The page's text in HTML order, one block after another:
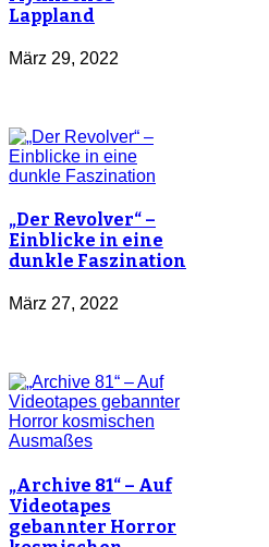
Lappland
März 29, 2022
„Der Revolver“ –
Einblicke in eine
dunkle Faszination
März 27, 2022
„Archive 81“ – Auf
Videotapes
gebannter Horror